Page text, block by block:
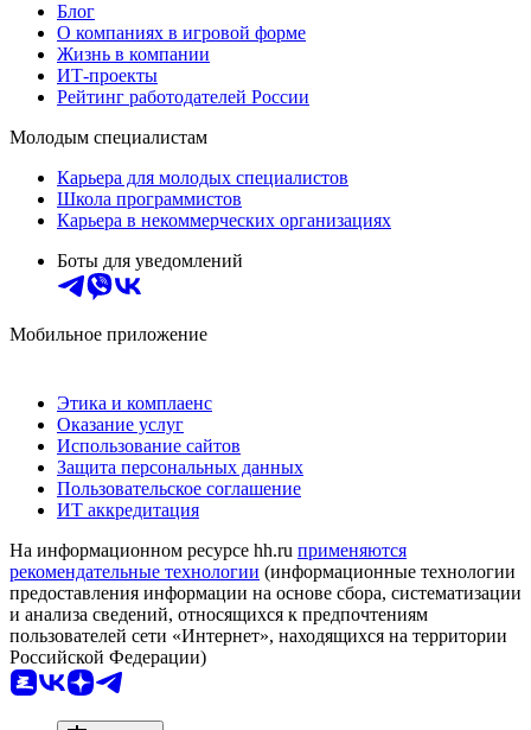
Блог
О компаниях в игровой форме
Жизнь в компании
ИТ-проекты
Рейтинг работодателей России
Молодым специалистам
Карьера для молодых специалистов
Школа программистов
Карьера в некоммерческих организациях
Боты для уведомлений
Мобильное приложение
Этика и комплаенс
Оказание услуг
Использование сайтов
Защита персональных данных
Пользовательское соглашение
ИТ аккредитация
На информационном ресурсе hh.ru применяются
рекомендательные технологии (информационные технологии
предоставления информации на основе сбора, систематизации
и анализа сведений, относящихся к предпочтениям
пользователей сети «Интернет», находящихся на территории
Российской Федерации)